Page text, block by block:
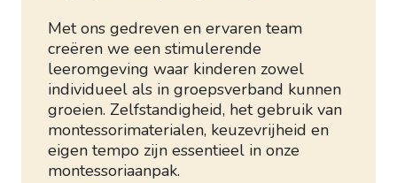
Met ons gedreven en ervaren team
creëren we een stimulerende
leeromgeving waar kinderen zowel
individueel als in groepsverband kunnen
groeien. Zelfstandigheid, het gebruik van
montessorimaterialen, keuzevrijheid en
eigen tempo zijn essentieel in onze
montessoriaanpak.